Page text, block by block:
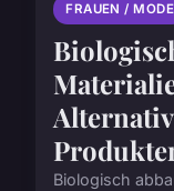
FRAUEN / MODE
Biologisch